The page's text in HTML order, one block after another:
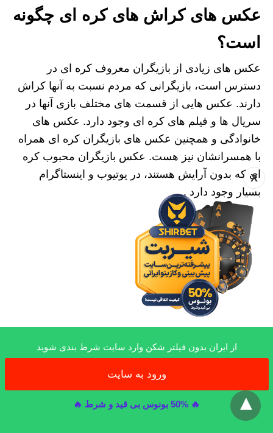
X
عکس های کراش های کره ای چگونه
است؟
عکس های زیادی از بازیگران معروف کره ای در
دسترس است، بازیگرانی که مردم نسبت به آنها کراش
دارند. عکس هایی از قسمت های مختلف بازی آنها در
سریال ها و فیلم های کره ای وجود دارد. عکس های
خانوادگی و همچنین عکس های بازیگران کره ای همراه
با همسرانشان نیز هست. عکس بازیگران محبوب کره
ای که بدون آرایش هستند، در یوتیوب و اینستاگرام
بسیار وجود دارد .
رابطه های کراش های کره ای
از ایران بدون فیلتر شکن وارد سایت شرط بندی شوید
ورود به سایت
🔥 50% بونوس بی قید و شرط 🔥